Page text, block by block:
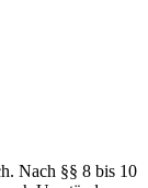
Nach §§ 8 bis 10